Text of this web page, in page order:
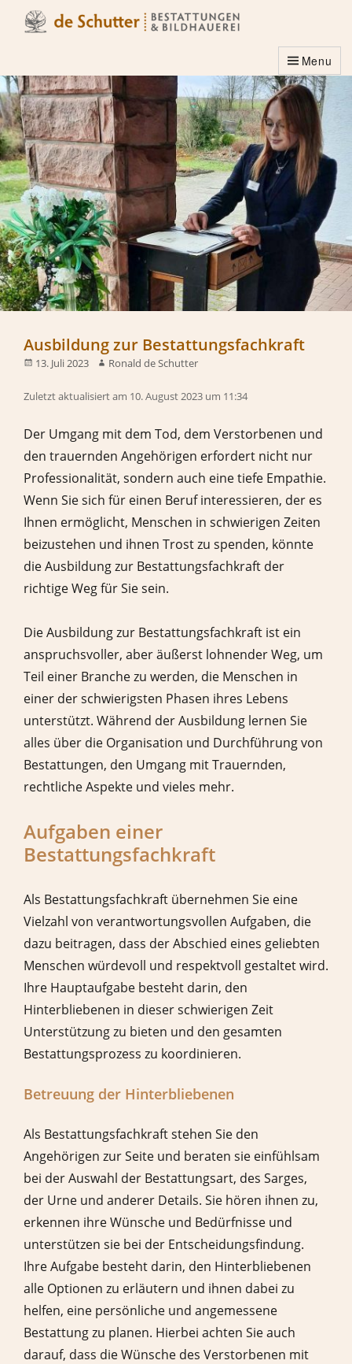
Menu
Ausbildung zur Bestattungsfachkraft
13. Juli 2023 Ronald de Schutter
Zuletzt aktualisiert am 10. August 2023 um 11:34
Der Umgang mit dem Tod, dem Verstorbenen und
den trauernden Angehörigen erfordert nicht nur
Professionalität, sondern auch eine tiefe Empathie.
Wenn Sie sich für einen Beruf interessieren, der es
Ihnen ermöglicht, Menschen in schwierigen Zeiten
beizustehen und ihnen Trost zu spenden, könnte
die Ausbildung zur Bestattungsfachkraft der
richtige Weg für Sie sein.
Die Ausbildung zur Bestattungsfachkraft ist ein
anspruchsvoller, aber äußerst lohnender Weg, um
Teil einer Branche zu werden, die Menschen in
einer der schwierigsten Phasen ihres Lebens
unterstützt. Während der Ausbildung lernen Sie
alles über die Organisation und Durchführung von
Bestattungen, den Umgang mit Trauernden,
rechtliche Aspekte und vieles mehr.
Aufgaben einer
Bestattungsfachkraft
Als Bestattungsfachkraft übernehmen Sie eine
Vielzahl von verantwortungsvollen Aufgaben, die
dazu beitragen, dass der Abschied eines geliebten
Menschen würdevoll und respektvoll gestaltet wird.
Ihre Hauptaufgabe besteht darin, den
Hinterbliebenen in dieser schwierigen Zeit
Unterstützung zu bieten und den gesamten
Bestattungsprozess zu koordinieren.
Betreuung der Hinterbliebenen
Als Bestattungsfachkraft stehen Sie den
Angehörigen zur Seite und beraten sie einfühlsam
bei der Auswahl der Bestattungsart, des Sarges,
der Urne und anderer Details. Sie hören ihnen zu,
erkennen ihre Wünsche und Bedürfnisse und
unterstützen sie bei der Entscheidungsfindung.
Ihre Aufgabe besteht darin, den Hinterbliebenen
alle Optionen zu erläutern und ihnen dabei zu
helfen, eine persönliche und angemessene
Bestattung zu planen. Hierbei achten Sie auch
darauf, dass die Wünsche des Verstorbenen mit